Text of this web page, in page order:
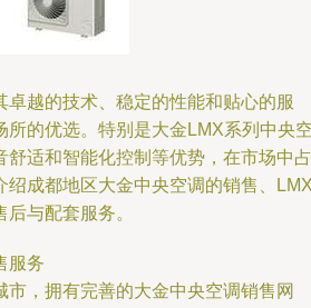
越的技术、稳定的性能和贴心的服
所的优选。特别是大金LMX系列中央
舒适和智能化控制等优势，在市场中占
绍成都地区大金中央空调的销售、
与配套服务。
服务
，拥有完善的大金中央空调销售网